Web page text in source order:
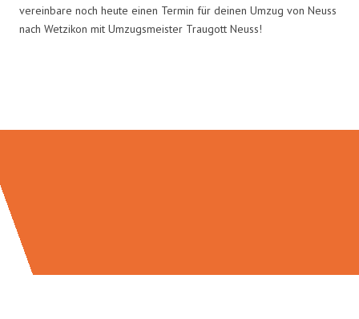
vereinbare noch heute einen Termin für deinen Umzug von Neuss
nach Wetzikon mit Umzugsmeister Traugott Neuss!